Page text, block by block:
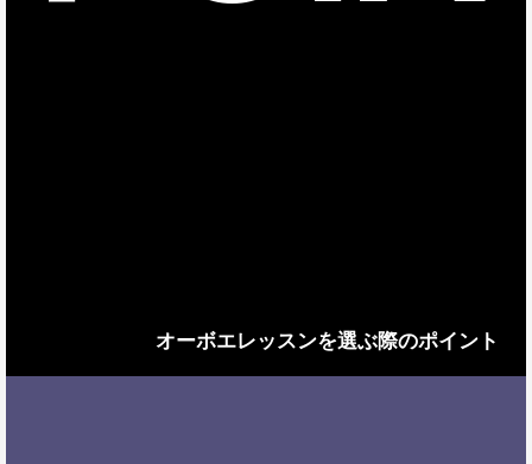
オーボエレッスンを選ぶ際のポイント